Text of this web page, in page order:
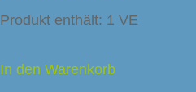
Produkt enthält: 1 VE
In den Warenkorb